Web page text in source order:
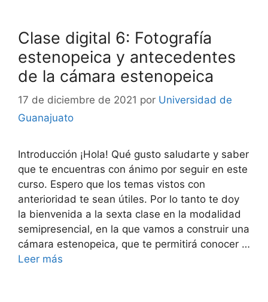
Clase digital 6: Fotografía
estenopeica y antecedentes
de la cámara estenopeica
17 de diciembre de 2021 por Universidad de
Guanajuato
Introducción ¡Hola! Qué gusto saludarte y saber
que te encuentras con ánimo por seguir en este
curso. Espero que los temas vistos con
anterioridad te sean útiles. Por lo tanto te doy
la bienvenida a la sexta clase en la modalidad
semipresencial, en la que vamos a construir una
cámara estenopeica, que te permitirá conocer …
Leer más